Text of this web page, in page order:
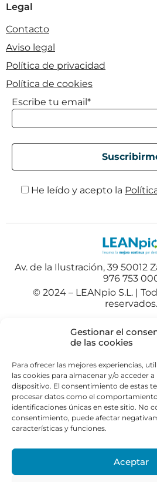
Gestionar el
de las cookies
Para ofrecer las mejores experiencias,
las cookies para almacenar y/o acceder
dispositivo. El consentimiento de estas
procesar datos como el
identificaciones únicas en este sitio. No
consentimiento, puede afectar
características y funciones.
Aceptar
Legal
Contacto
Aviso legal
Política de privacidad
Política de cookies
Escribe tu email*
He leído y acepto la
Av. de la Ilustración, 39 50012
976 753
© 2024 – LEANpio S.L. |
reservados.
Español
Portuguese